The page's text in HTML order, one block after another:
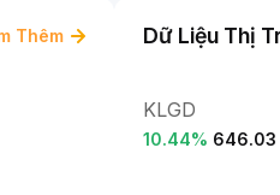
Thêm Dữ Liệu Thị
KLGD
10.44% 646.03